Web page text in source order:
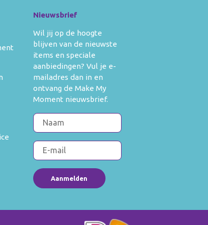
Nieuwsbrief
Wil jij op de hoogte
blijven van de nieuwste
items en speciale
aanbiedingen? Vul je e-
mailadres dan in en
ontvang de Make My
Moment nieuwsbrief.